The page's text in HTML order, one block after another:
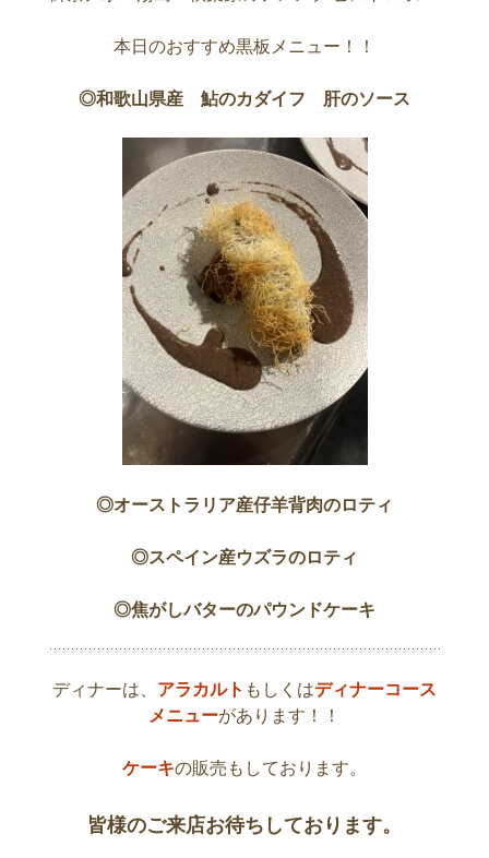
本日のおすすめ黒板メニュー！！
◎和歌山県産 鮎のカダイフ 肝のソース
◎オーストラリア産仔羊背肉のロティ
◎スペイン産ウズラのロティ
◎焦がしバターのパウンドケーキ
ディナーは、 アラカルト もしくはディナーコース
メニューがあります！！
ケーキの販売もしております。
皆様のご来店お待ちしております。